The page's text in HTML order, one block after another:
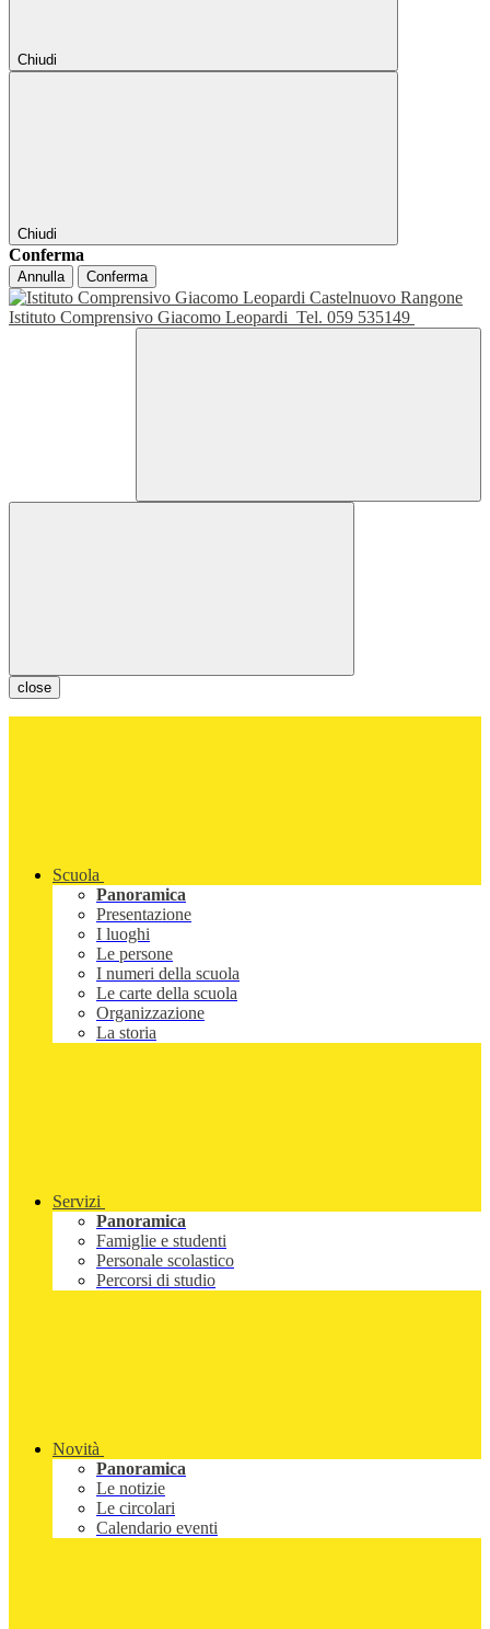
Chiudi
Chiudi
Conferma
Annulla Conferma
Istituto Comprensivo Giacomo Leopardi Tel. 059 535149
close
Scuola
Panoramica
Presentazione
I luoghi
Le persone
I numeri della scuola
Le carte della scuola
Organizzazione
La storia
Servizi
Panoramica
Famiglie e studenti
Personale scolastico
Percorsi di studio
Novità
Panoramica
Le notizie
Le circolari
Calendario eventi